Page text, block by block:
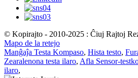
© Kopirajto - 2010-2025 : Ĉiuj Rajtoj
Mapo de la retejo
Manĝaĵa Testa Kompaso, Hista testo,
Zearalenona testa ilaro, Afla Sensor-
ilaro,